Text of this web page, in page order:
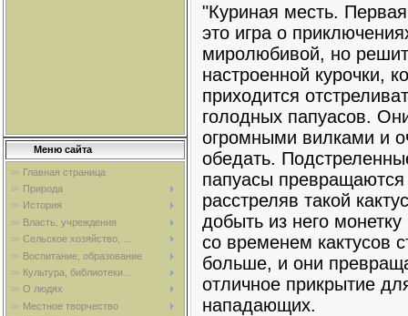
Меню сайта
Главная страница
Природа
История
Власть, учреждения
Сельское хозяйство, ...
Воспитание, образование
Культура, библиотеки...
О людях
Местное творчество
"Куриная месть.
это игра о
миролюбивой, но
настроенной курочки,
приходится
голодных папуасов.
огромными вилками и
обедать.
папуасы превращаются
расстреляв такой
добыть из него
со временем кактусов
больше, и они
отличное прикрытие
нападающих.